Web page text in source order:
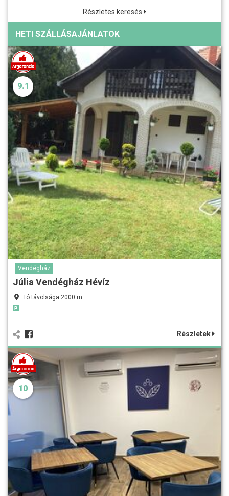
Részletes keresés
HETI SZÁLLÁSAJÁNLATOK
9.1
Vendégház
Júlia Vendégház Hévíz
Tó távolsága 2000 m
Részletek
10